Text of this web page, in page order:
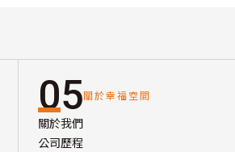
05關於幸福空間
關於我們
公司歷程